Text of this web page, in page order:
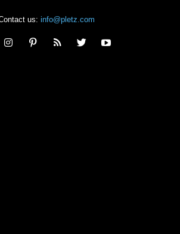
us: info@pletz.com